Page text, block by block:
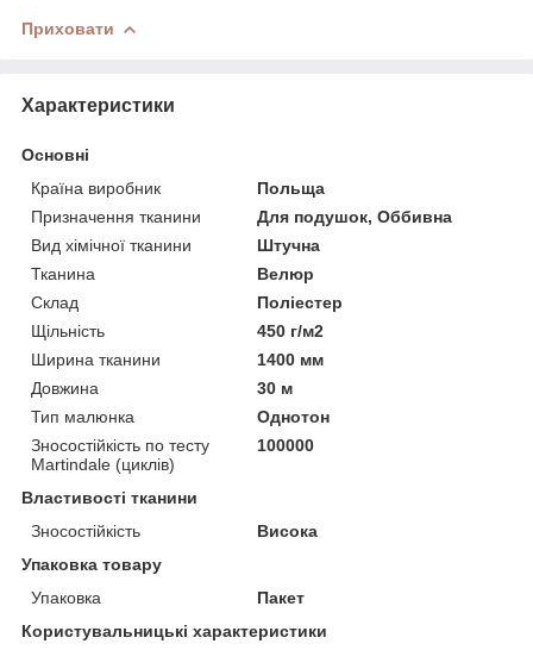
Приховати
Характеристики
Основні
Країна виробник
Польща
Призначення тканини
Для подушок, Оббивна
Вид хімічної тканини
Штучна
Тканина
Велюр
Склад
Поліестер
Щільність
450 г/м2
Ширина тканини
1400 мм
Довжина
30 м
Тип малюнка
Однотон
Зносостійкість по тесту
Martindale (циклів)
100000
Властивості тканини
Зносостійкість
Висока
Упаковка товару
Упаковка
Пакет
Користувальницькі характеристики